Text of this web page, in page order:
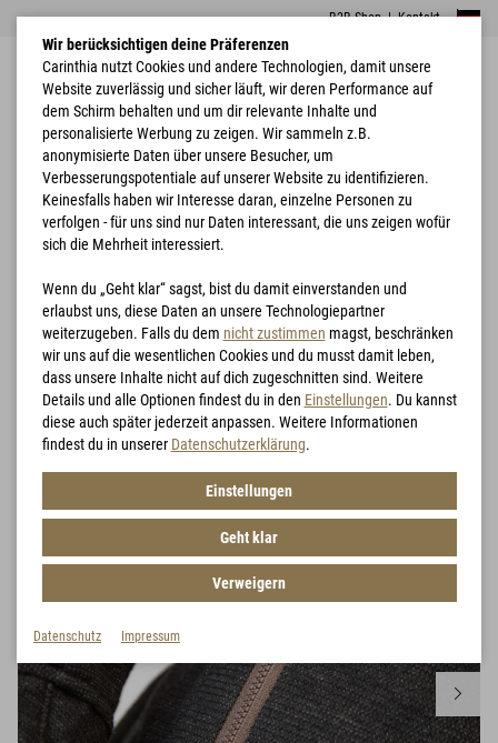
B2B Shop|Kontakt
Home G-LOFT® Hunting Shirt
Wir berücksichtigen deine Präferenzen
Carinthia nutzt Cookies und andere Technologien, damit unsere
Website zuverlässig und sicher läuft, wir deren Performance auf
dem Schirm behalten und um dir relevante Inhalte und
personalisierte Werbung zu zeigen. Wir sammeln z.B.
anonymisierte Daten über unsere Besucher, um
Verbesserungspotentiale auf unserer Website zu identifizieren.
Keinesfalls haben wir Interesse daran, einzelne Personen zu
verfolgen - für uns sind nur Daten interessant, die uns zeigen wofür
sich die Mehrheit interessiert.
Wenn du „Geht klar“ sagst, bist du damit einverstanden und
erlaubst uns, diese Daten an unsere Technologiepartner
weiterzugeben. Falls du dem nicht zustimmen magst, beschränken
wir uns auf die wesentlichen Cookies und du musst damit leben,
dass unsere Inhalte nicht auf dich zugeschnitten sind. Weitere
Details und alle Optionen findest du in den Einstellungen. Du kannst
diese auch später jederzeit anpassen. Weitere Informationen
findest du in unserer Datenschutzerklärung.
Einstellungen
Geht klar
Verweigern
Datenschutz Impressum